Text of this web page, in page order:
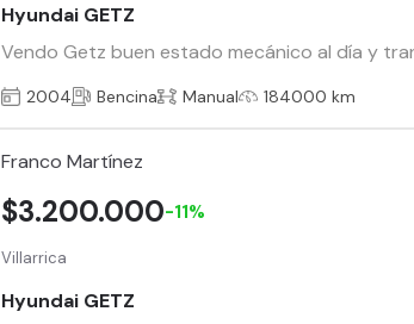
Hyundai GETZ
Vendo Getz buen estado mecánico al día y
2004 Bencina Manual 184000 km
Franco Martínez
Villarrica
Hyundai GETZ
$3.200.000-11%